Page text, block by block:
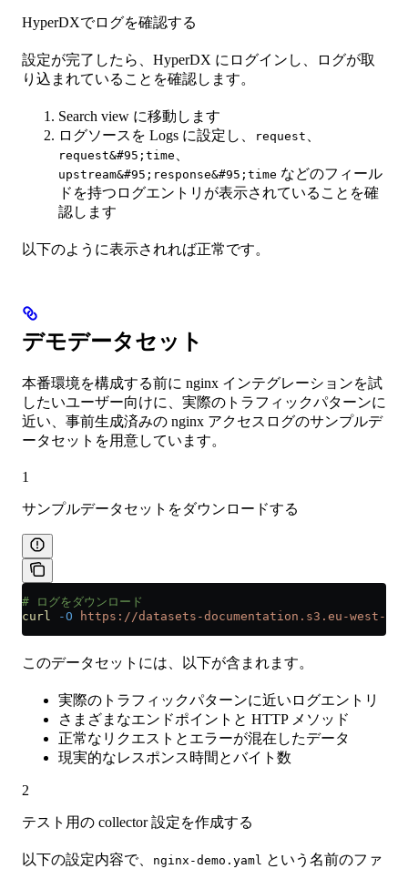
HyperDXでログを確認する
設定が完了したら、HyperDX にログインし、ログが取
り込まれていることを確認します。
Search view に移動します
ログソースを Logs に設定し、
request
request&#95;time
upstream&#95;response&#95;time などのフィール
ドを持つログエントリが表示されていることを確
認します
以下のように表示されれば正常です。
デモデータセット
本番環境を構成する前に nginx インテグレーションを試
したいユーザー向けに、実際のトラフィックパターンに
近い、事前生成済みの nginx アクセスログのサンプルデ
ータセットを用意しています。
1
サンプルデータセットをダウンロードする
# ログをダウンロード
curl
-O https://datasets-documentation.s3.eu-west-
このデータセットには、以下が含まれます。
実際のトラフィックパターンに近いログエントリ
さまざまなエンドポイントと HTTP メソッド
正常なリクエストとエラーが混在したデータ
現実的なレスポンス時間とバイト数
2
テスト用の collector 設定を作成する
以下の設定内容で、 nginx-demo.yaml という名前のファ